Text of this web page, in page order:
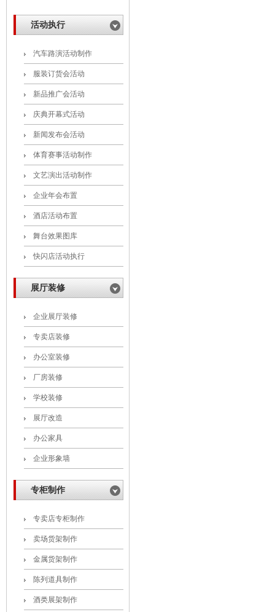
活动执行
汽车路演活动制作
服装订货会活动
新品推广会活动
庆典开幕式活动
新闻发布会活动
体育赛事活动制作
文艺演出活动制作
企业年会布置
酒店活动布置
舞台效果图库
快闪店活动执行
展厅装修
企业展厅装修
专卖店装修
办公室装修
厂房装修
学校装修
展厅改造
办公家具
企业形象墙
专柜制作
专卖店专柜制作
卖场货架制作
金属货架制作
陈列道具制作
酒类展架制作